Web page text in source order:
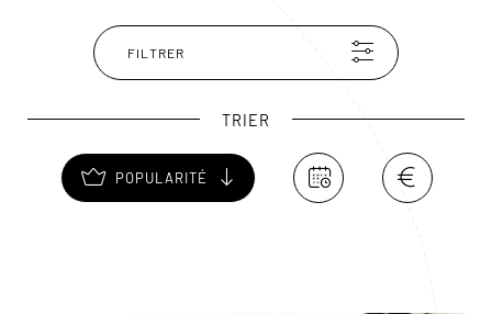
le musée Scotland Street School. À quelques kilomètres
de Glasgow, la Pollok House mérite une halte pour ses
œuvres du Greco, de Murillo, de Blake ou de Goya.
FILTRER
TRIER
POPULARITÉ